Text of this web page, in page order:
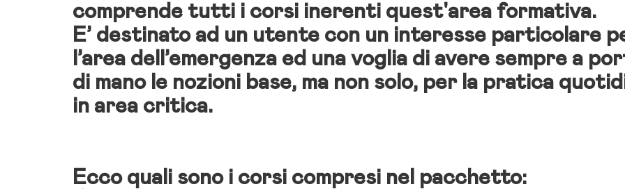
comprende tutti i corsi inerenti quest'area formativa.
E’ destinato ad un utente con un interesse particolare
l’area dell’emergenza ed una voglia di avere sempre a
di mano le nozioni base, ma non solo, per la pratica
in area critica.
Ecco quali sono i corsi compresi nel pacchetto: